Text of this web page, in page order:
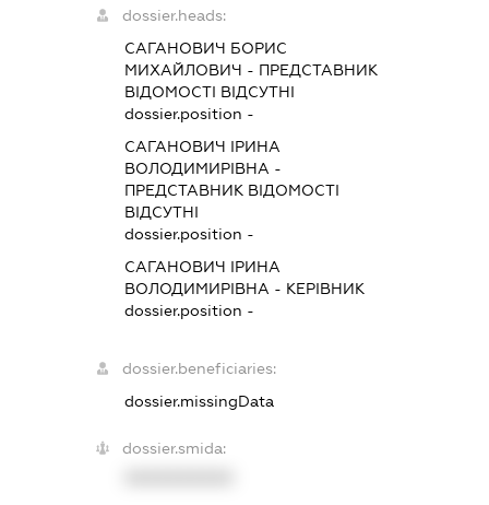
dossier.heads:
САГАНОВИЧ БОРИС
МИХАЙЛОВИЧ - ПРЕДСТАВНИК
ВІДОМОСТІ ВІДСУТНІ
dossier.position -
САГАНОВИЧ ІРИНА
ВОЛОДИМИРІВНА -
ПРЕДСТАВНИК ВІДОМОСТІ
ВІДСУТНІ
dossier.position -
САГАНОВИЧ ІРИНА
ВОЛОДИМИРІВНА - КЕРІВНИК
dossier.position -
dossier.beneficiaries:
dossier.missingData
dossier.smida: